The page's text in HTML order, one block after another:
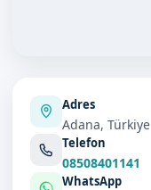
Adres
Adana, Türkiye
Telefon
08508401141
WhatsApp